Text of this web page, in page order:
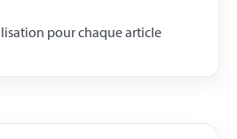
pour chaque article